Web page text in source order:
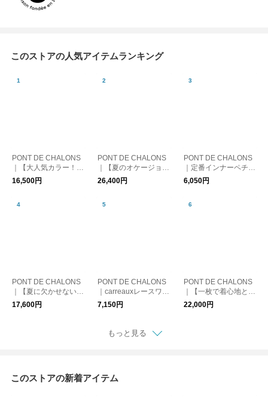
このストアの人気アイテムランキング
PONT DE CHALONS
｜【大人気カラー！エ
クリュが再入荷】オリ
ジナルレース衿ブラウ
16,500円
PONT DE CHALONS
｜【夏のオケージョン
シーンにぴったり】3
WAYサマーオケージ
コート付）
26,400円
PONT DE CHALONS
｜定番インナーペチパ
ンツ/ロング
6,050円
PONT DE CHALONS
｜【夏に欠かせない素
材！人気カラーも加わ
った】サッカーフレン
17,600円
PONT DE CHALONS
｜carreauxレースワイ
ドペチパンツ
7,150円
PONT DE CHALONS
｜【一枚で着心地と着
映えを叶えるワンピー
ス】メモリータフタド
22,000円
もっと見る
このストアの新着アイテム